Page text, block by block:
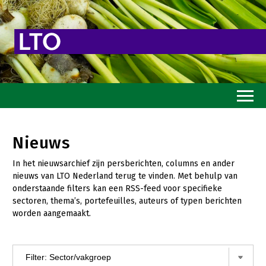
Toekomstvisie
Goed eten
Mooi groen
Sterk ondernemerschap
Nieuws
In het nieuwsarchief zijn persberichten, columns en ander
nieuws van LTO Nederland terug te vinden. Met behulp van
onderstaande filters kan een RSS-feed voor specifieke
sectoren, thema’s, portefeuilles, auteurs of typen berichten
worden aangemaakt.